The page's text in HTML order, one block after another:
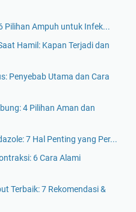
Pilihan Ampuh untuk Infek...
Hamil: Kapan Terjadi dan
Penyebab Utama dan Cara
4 Pilihan Aman dan
7 Hal Penting yang Per...
6 Cara Alami
Terbaik: 7 Rekomendasi &